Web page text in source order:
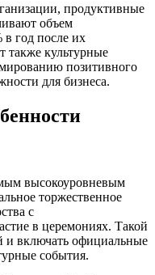
продуктивные
объем
год после их
также культурные
позитивного
для бизнеса.
высокоуровневым
торжественное
с
в церемониях. Такой
и включать официальные
события.